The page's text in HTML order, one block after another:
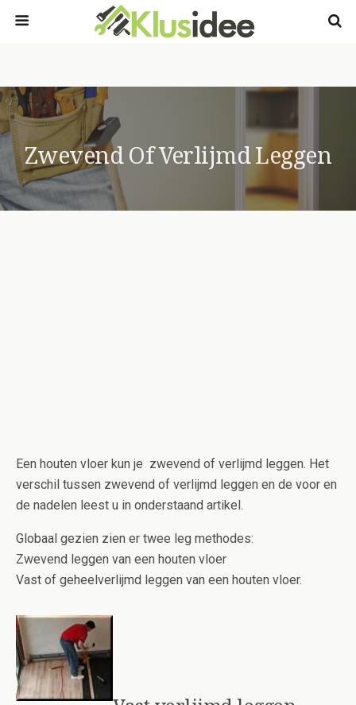
Zwevend Of Verlijmd Leggen
Een houten vloer kun je zwevend of verlijmd leggen. Het
verschil tussen zwevend of verlijmd leggen en de voor en
de nadelen leest u in onderstaand artikel.
Globaal gezien zien er twee leg methodes:
Zwevend leggen van een houten vloer
Vast of geheelverlijmd leggen van een houten vloer.